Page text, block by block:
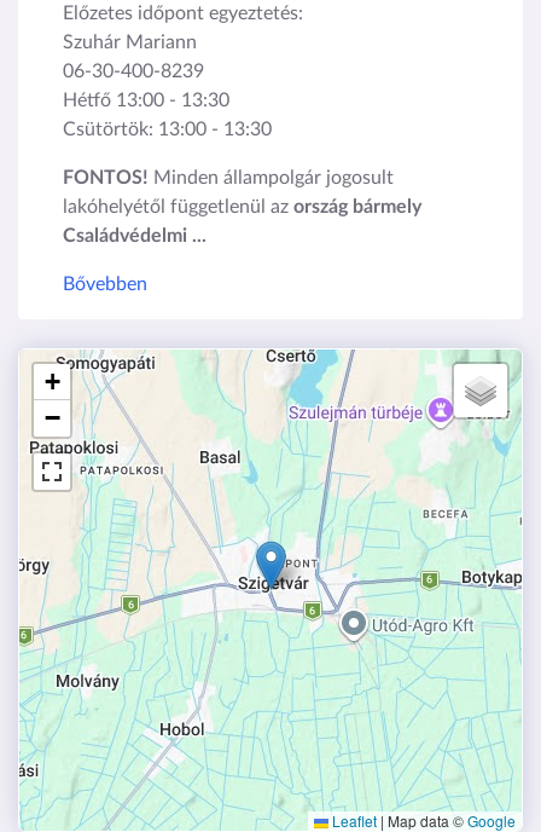
Előzetes időpont egyeztetés:
Szuhár Mariann
06-30-400-8239
Hétfő 13:00 - 13:30
Csütörtök: 13:00 - 13:30
FONTOS! Minden állampolgár jogosult
lakóhelyétől függetlenül az ország bármely
Családvédelmi ...
Bővebben
+
−
Leaflet | Map data ©Google